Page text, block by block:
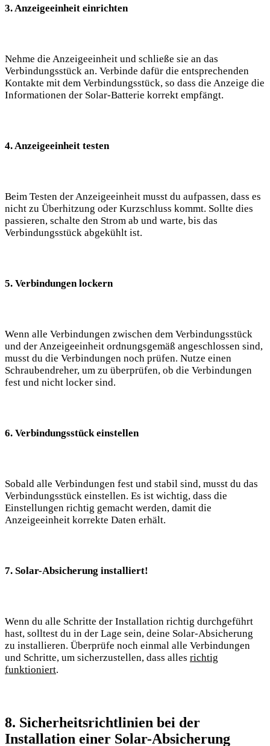
3. Anzeigeeinheit⁤ einrichten
Nehme die Anzeigeeinheit und schließe sie an das
Verbindungsstück ​an. ​Verbinde dafür die entsprechenden
Kontakte mit‍ dem Verbindungsstück, ⁢so dass die Anzeige​ die
Informationen der Solar-Batterie⁢ korrekt empfängt.
4. ‍Anzeigeeinheit ⁢testen
Beim Testen der Anzeigeeinheit ⁢musst du aufpassen, dass es
nicht ⁣zu Überhitzung oder Kurzschluss⁢ kommt. Sollte⁣ dies
passieren, schalte den Strom ab​ und warte, bis das
Verbindungsstück abgekühlt ist.
5. Verbindungen lockern
Wenn alle⁤ Verbindungen zwischen dem Verbindungsstück
und der Anzeigeeinheit ordnungsgemäß angeschlossen sind,
musst du die Verbindungen ‍noch⁣ prüfen. ‍Nutze ⁢einen
Schraubendreher, um zu überprüfen, ob die Verbindungen
fest und nicht locker sind.
6. Verbindungsstück einstellen
Sobald alle Verbindungen ⁢fest und stabil sind, musst du ⁤das
Verbindungsstück einstellen. ⁢Es ist wichtig, dass⁤ die ​
Einstellungen richtig gemacht werden, damit die
Anzeigeeinheit korrekte Daten erhält.
7. Solar-Absicherung installiert!
Wenn du alle⁤ Schritte der Installation richtig durchgeführt
hast,⁤ solltest du ⁣in der Lage‌ sein, deine​ Solar-Absicherung⁣
zu ​installieren. Überprüfe noch⁣ einmal alle⁣ Verbindungen
und Schritte, um sicherzustellen, dass alles richtig
funktioniert.
8. Sicherheitsrichtlinien bei der
Installation einer Solar-Absicherung